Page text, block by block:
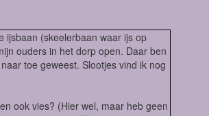
ijsbaan (skeelerbaan waar ijs op
ouders in het dorp open. Daar ben
toe geweest. Slootjes vind ik nog
ook vies? (Hier wel, maar heb geen